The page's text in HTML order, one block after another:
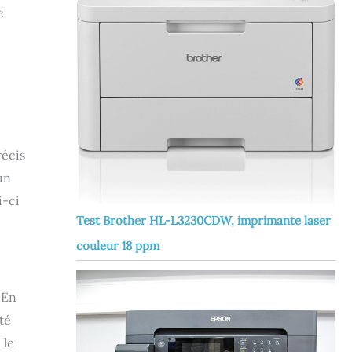
ci
le
Test Brother HL-L3230CDW, imprimante laser
couleur 18 ppm